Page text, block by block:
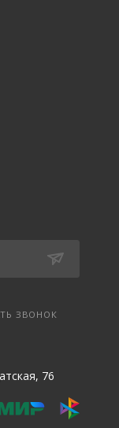
ЗВОНОК
76